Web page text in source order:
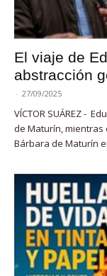
El viaje de
abstracción
- 27/09/2025
VÍCTOR SUÁREZ -
de Maturín, mientras
Bárbara de Maturín